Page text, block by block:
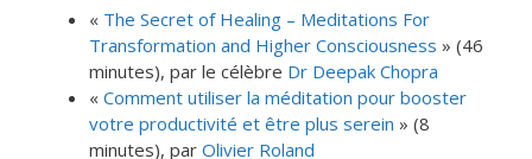
« The Secret of Healing – Meditations For
Transformation and Higher Consciousness » (46
minutes), par le célèbre Dr Deepak Chopra
« Comment utiliser la méditation pour booster
votre productivité et être plus serein » (8
minutes), par Olivier Roland